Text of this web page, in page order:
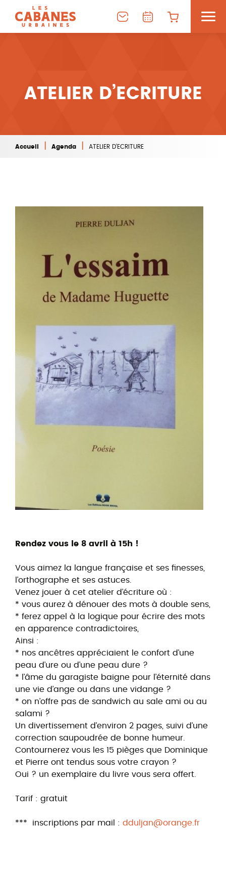
ATELIER D’ECRITURE
Accueil Agenda ATELIER D’ECRITURE
Rendez vous le 8 avril à 15h !
Vous aimez la langue française et ses finesses,
l’orthographe et ses astuces.
Venez jouer à cet atelier d’écriture où :
* vous aurez à dénouer des mots à double sens,
* ferez appel à la logique pour écrire des mots
en apparence contradictoires,
Ainsi :
* nos ancêtres appréciaient le confort d’une
peau d’ure ou d’une peau dure ?
* l’âme du garagiste baigne pour l’éternité dans
une vie d’ange ou dans une vidange ?
* on n’offre pas de sandwich au sale ami ou au
salami ?
Un divertissement d’environ 2 pages, suivi d’une
correction saupoudrée de bonne humeur.
Contournerez vous les 15 pièges que Dominique
et Pierre ont tendus sous votre crayon ?
Oui ? un exemplaire du livre vous sera offert.
Tarif : gratuit
*** inscriptions par mail : dduljan@orange.fr